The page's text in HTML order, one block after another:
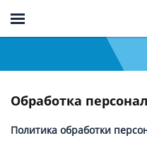
Обработка
Политика обработки